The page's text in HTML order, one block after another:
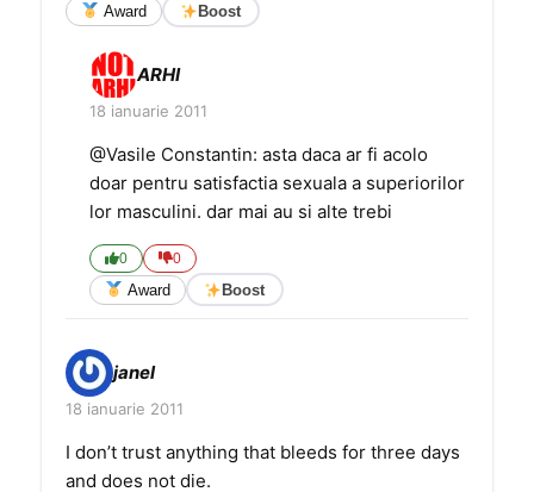
Award Boost
ARHI
18 ianuarie 2011
@Vasile Constantin: asta daca ar fi acolo
doar pentru satisfactia sexuala a superiorilor
lor masculini. dar mai au si alte trebi
0 0
Award Boost
janel
18 ianuarie 2011
I don’t trust anything that bleeds for three days
and does not die.